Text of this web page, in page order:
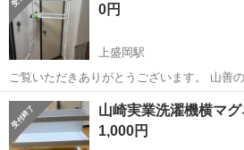
(ピュアホワイト) ...
0円
上盛岡駅
ご覧いただきありがとうございます。 山善のランドリーラックです。
幅61-93、奥行き60、高さは180cmほどのサイズ
でに、メーカのURLを載せておきます。
岩手 盛岡市 上盛岡駅 収納家具
山崎実業洗濯機横マ
1,000円